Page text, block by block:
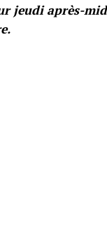
jeudi après-